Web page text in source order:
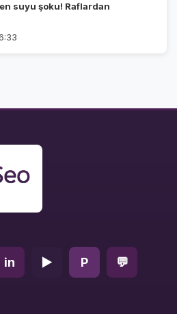
suyu şoku! Raflardan
in ▶ P 💬